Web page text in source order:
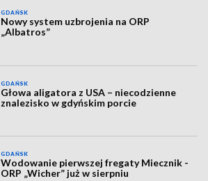
GDAŃSK
Nowy system uzbrojenia na ORP
„Albatros”
GDAŃSK
Głowa aligatora z USA – niecodzienne
znalezisko w gdyńskim porcie
GDAŃSK
Wodowanie pierwszej fregaty Miecznik -
ORP „Wicher” już w sierpniu